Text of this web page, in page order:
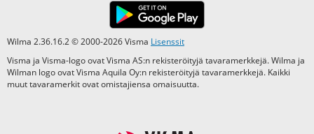
Wilma 2.36.16.2 © 2000-2026 Visma Lisenssit
Visma ja Visma-logo ovat Visma AS:n rekisteröityjä tavaramerkkejä. Wilma ja
Wilman logo ovat Visma Aquila Oy:n rekisteröityjä tavaramerkkejä. Kaikki
muut tavaramerkit ovat omistajiensa omaisuutta.